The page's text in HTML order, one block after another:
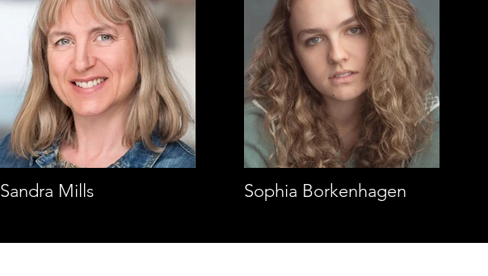
Sandra Mills Sophia Borkenhagen